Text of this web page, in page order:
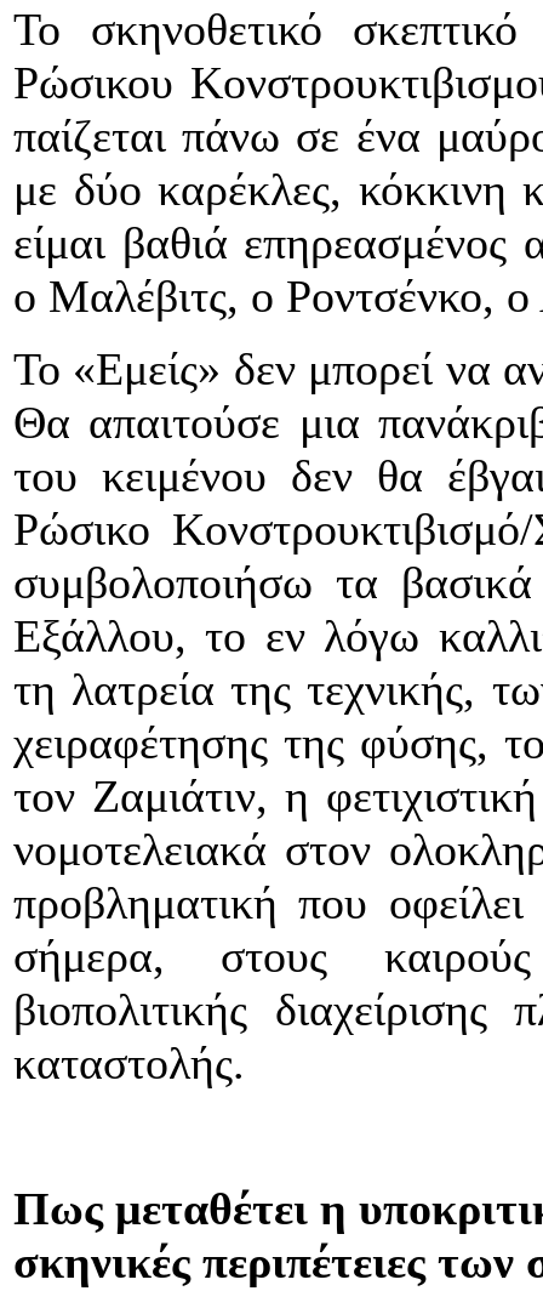
Το σκηνοθετικό
Ρώσικου
παίζεται πάνω σε ένα
με δύο καρέκλες, κόκκινη
είμαι βαθιά επηρεασμένος
ο Μαλέβιτς, ο Ροντσένκο,
Το «Εμείς» δεν μπορεί να
Θα απαιτούσε μια
του κειμένου δεν θα
Ρώσικο
συμβολοποιήσω τα
Εξάλλου, το εν λόγω
τη λατρεία της τεχνικής,
χειραφέτησης της φύσης,
τον Ζαμιάτιν, η
νομοτελειακά στον
προβληματική που
σήμερα, στους
βιοπολιτικής
καταστολής.
Πως μεταθέτει η
σκηνικές περιπέτειες